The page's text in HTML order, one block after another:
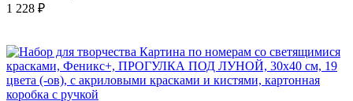
1 228 ₽